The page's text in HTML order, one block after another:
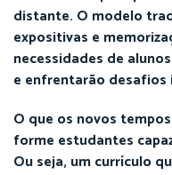
distante. O modelo
expositivas e
necessidades de
e enfrentarão
O que os novos
forme estudantes
Ou seja, um currículo